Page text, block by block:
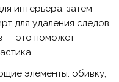
интерьера, затем
для удаления следов
— это поможет
элементы: обивку,